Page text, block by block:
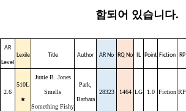
함되어 있습니다.
AR
Level
Lexile Title Author AR No RQ No IL Point Fiction RP
2.6
510L
★
Junie B. Jones
Smells
Something Fishy
Park,
Barbara
28323 1464 LG 1.0 Fiction RP